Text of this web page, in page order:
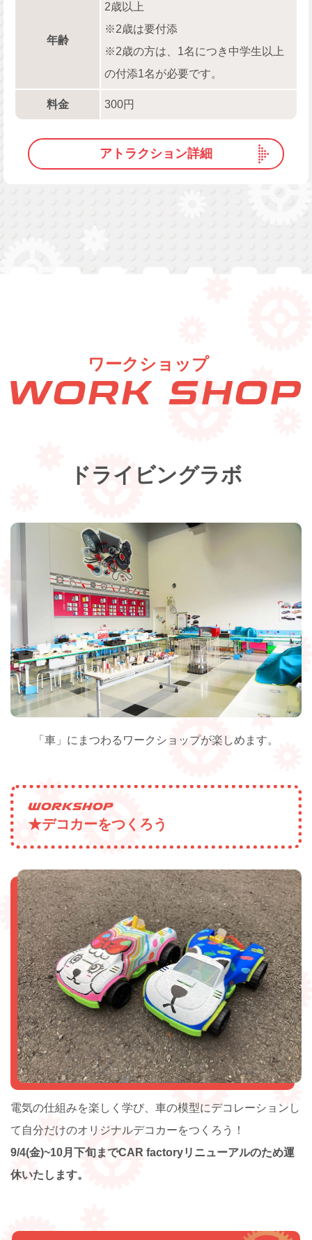
年齢
2歳以上
※2歳は要付添
※2歳の方は、1名につき中学生以上
の付添1名が必要です。
料金 300円
アトラクション詳細
ワークショップ
ドライビングラボ
「車」にまつわるワークショップが楽しめます。
★デコカーをつくろう
電気の仕組みを楽しく学び、車の模型にデコレーションし
て自分だけのオリジナルデコカーをつくろう！
9/4(金)~10月下旬までCAR factoryリニューアルのため運
休いたします。